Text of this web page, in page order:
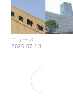
ニュース
2026.07.18